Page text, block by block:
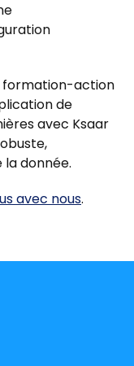
formation-action
de
avec Ksaar
donnée.
avec nous.